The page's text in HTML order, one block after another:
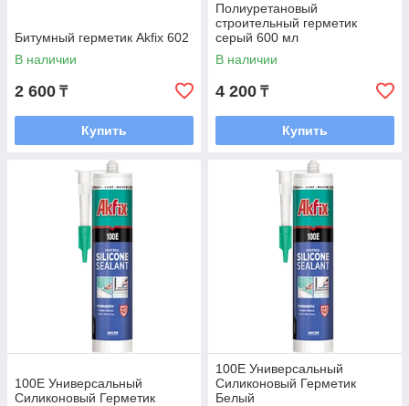
Битумный герметик Akfix 602
В наличии
2 600 ₸
Купить
Полиуретановый
строительный герметик
серый 600 мл
В наличии
4 200 ₸
Купить
100E Универсальный
Силиконовый Герметик
100E Универсальный
Силиконовый Герметик
Белый